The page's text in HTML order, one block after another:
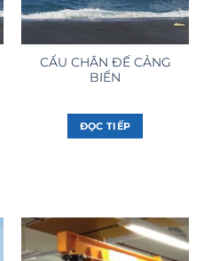
CẨU CHÂN ĐẾ CẢNG
BIỂN
ĐỌC TIẾP